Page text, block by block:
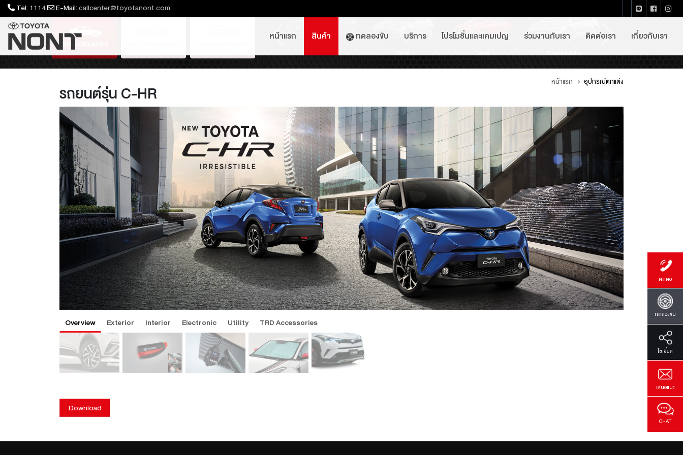
Tel: 1114 E-Mail:callcenter@toyotanont.com
หน้าแรก สินค้า ทดลองขับ บริการ โปรโมชั่นและแคมเปญ ร่วมงานกับเรา ติดต่อเรา เกี่ยวกับเรา
ติดต่อ
ทดลองขับ
โซเซี่ยล
เสนอแนะ
CHAT
Sport Yaris ATIV Nightshade Yaris ATIV GR Sport Yaris Cross Nightshade Yaris ATIV Yaris Vios Corolla Altis C-HR
Cab Hilux Travo Prerunner &
4TREX Hilux Travo Overland Hilux Travo-e Hilux Revo Standard Cab Hilux Revo Smart Cab Hilux Revo Double Cab Hiace Commuter
Innova Zenix Fortuner Legender Land Cruiser FJ Avanza Sienta Innova Crysta Fortuner Alphard
รถยนต์รุ่น C-HR หน้าแรก อุปกรณ์ตกแต่ง
Overview
ล้ออัลลอย 17
ล้ออัลลอยที่ออกแบบเพื่อ C-HR เพิ่มความโดดเด่นให้รถคุณ และติด
ตั้งร่วมกับคิ้วล้ออัลลอยได้เพื่อทำให้รถของคุณแตกต่างและโดดเด่น
สะกดทุกสายตา
*ราคา /1วง ล้ออัลลอย 17" มีขนาด Off Set 45 ,กว้าง 6.5J
**ต้องติดตั้งร่วมกับอะไหล่ ชุดรองจุกลมยาง 04423-33060
(จำเป็นต้องเปลี่ยนชุดรองจุกลมยางทุกครั้งที่ถอดเซ็นเซอร์วัดแรงดัน
***ไม่รวมค่าแรงติดตั้ง
รหัสสินค้า
PC457-F4001
3,900
พร้อมมีดในตัวส
•ด้ามจับผลิตจา
Process) ผิวจ
เป็นอย่างดี
*ราคาไม่รวมค่า
PC23A-F4001
ล้ออัลลอย 17
ตั้งร่วมกับคิ้วล้ออัลลอยได้เพื่อทำให้รถของคุณแตกต่างและโดดเด่น
Overview
ล้ออัลลอย
ล้ออัลลอยที่ออก
ตั้งร่วมกับคิ้วล้ออั
ที่บังแดดด้านหน้า / Front Sunshade
Silver Coat เป็นวัสดุที่ทำให้แสงอาทิตย์สะท้อนกลับ ซึ่งช่วยลดความ
Overview
สคัฟเพล
● ชิ้นผลิตจากส
โคมไฟตัดหมอกหน้าแบบแอลอีดี / LED Fog
Lamp
ตัว Lamp ผ่านมาตรฐานยุโรปและไทย ส่วนสวิทช์เปิด-ปิด นั้นจะแยก
Overview
ชุดไฟตัด
Lamp Set
1. ติดตั้งแยกกั
พวงกุญแจรถกู้ภัยฉุกเฉิน / Emergency
Glass Break
Overview
ชุดน็อตล้
• ใน 1 ชุด ประ
นิรภัย 1 ตัว
ชุดสปอยเลอร์กันชนหน้า TRD /TRD Front
Spoiler
Overview
ชุดสปอยเ
Spoiler
- ไม่สามารถติด
Overview Exterior Interior Electronic Utility TRD Accessories
Download